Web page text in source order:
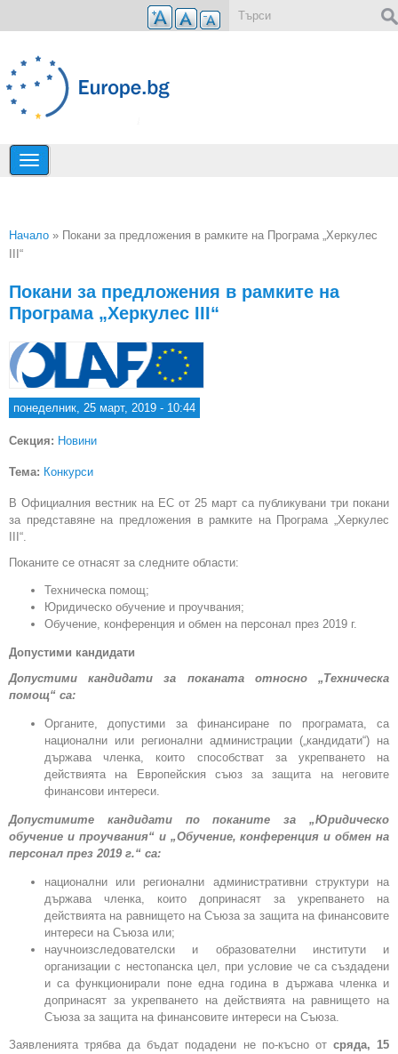
Премини към основното съдържание
Вие сте тук
Начало » Покани за предложения в рамките на Програма „Херкулес
III“
Покани за предложения в рамките на
Програма „Херкулес III“
понеделник, 25 март, 2019 - 10:44
Секция: Новини
Тема: Конкурси
В Официалния вестник на ЕС от 25 март са публикувани три покани
за представяне на предложения в рамките на Програма „Херкулес
III“.
Поканите се отнасят за следните области:
Техническа помощ;
Юридическо обучение и проучвания;
Обучение, конференция и обмен на персонал през 2019 г.
Допустими кандидати
Допустими кандидати за поканата относно „Техническа
помощ“ са:
Органите, допустими за финансиране по програмата, са
национални или регионални администрации („кандидати“) на
държава членка, които способстват за укрепването на
действията на Европейския съюз за защита на неговите
финансови интереси.
Допустимите кандидати по поканите за „Юридическо
обучение и проучвания“ и „Обучение, конференция и обмен на
персонал през 2019 г.“ са:
национални или регионални административни структури на
държава членка, които допринасят за укрепването на
действията на равнището на Съюза за защита на финансовите
интереси на Съюза или;
научноизследователски и образователни институти и
организации с нестопанска цел, при условие че са създадени
и са функционирали поне една година в държава членка и
допринасят за укрепването на действията на равнището на
Съюза за защита на финансовите интереси на Съюза.
Заявленията трябва да бъдат подадени не по-късно от сряда, 15